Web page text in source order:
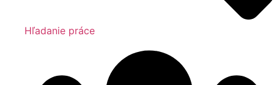
Hľadanie práce